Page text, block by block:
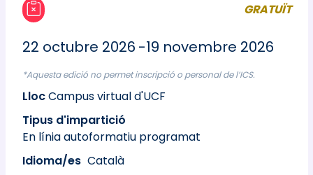
GRATUÏT
22 octubre 2026 19 novembre 2026
*Aquesta edició no permet inscripció o personal de l’ICS.
LlocCampus virtual d'UCF
Tipus d'impartició
En línia autoformatiu programat
Idioma/es Català